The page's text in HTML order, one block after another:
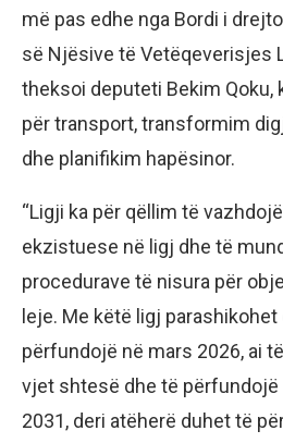
më pas edhe nga Bordi i
së Njësive të Vetëqeverisjes
theksoi deputeti Bekim Qoku,
për transport, transformim
dhe planifikim hapësinor.
“Ligji ka për qëllim të
ekzistuese në ligj dhe të
procedurave të nisura për
leje. Me këtë ligj parashikohet
përfundojë në mars 2026, ai
vjet shtesë dhe të
2031, deri atëherë duhet të